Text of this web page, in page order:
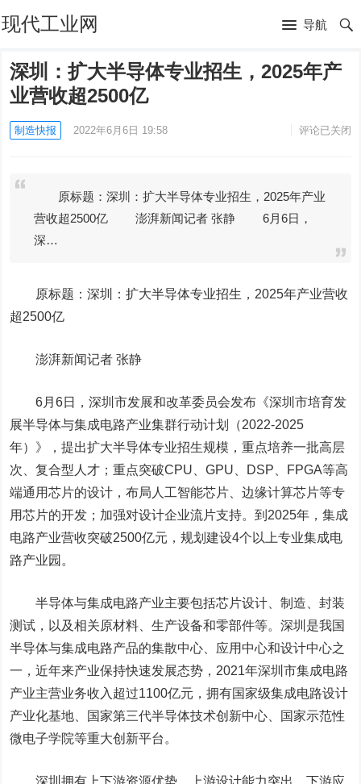
现代工业网 导航
深圳：扩大半导体专业招生，2025年产
业营收超2500亿
制造快报 2022年6月6日 19:58 评论已关闭
原标题：深圳：扩大半导体专业招生，2025年产业
营收超2500亿 澎湃新闻记者 张静 6月6日，
深…
原标题：深圳：扩大半导体专业招生，2025年产业营收
超2500亿
澎湃新闻记者 张静
6月6日，深圳市发展和改革委员会发布《深圳市培育发
展半导体与集成电路产业集群行动计划（2022-2025
年）》，提出扩大半导体专业招生规模，重点培养一批高层
次、复合型人才；重点突破CPU、GPU、DSP、FPGA等高
端通用芯片的设计，布局人工智能芯片、边缘计算芯片等专
用芯片的开发；加强对设计企业流片支持。到2025年，集成
电路产业营收突破2500亿元，规划建设4个以上专业集成电
路产业园。
半导体与集成电路产业主要包括芯片设计、制造、封装
测试，以及相关原材料、生产设备和零部件等。深圳是我国
半导体与集成电路产品的集散中心、应用中心和设计中心之
一，近年来产业保持快速发展态势，2021年深圳市集成电路
产业主营业务收入超过1100亿元，拥有国家级集成电路设计
产业化基地、国家第三代半导体技术创新中心、国家示范性
微电子学院等重大创新平台。
深圳拥有上下游资源优势，上游设计能力突出，下游应